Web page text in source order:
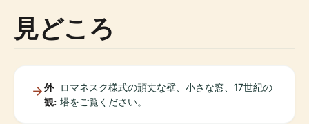
見どころ
外
観:
ロマネスク様式の頑丈な壁、小さな窓、17世紀の
塔をご覧ください。